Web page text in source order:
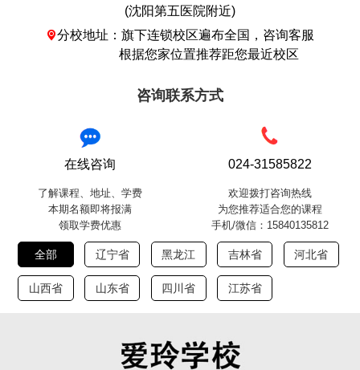
(沈阳第五医院附近)
分校地址：旗下连锁校区遍布全国，咨询客服
根据您家位置推荐距您最近校区
咨询联系方式
在线咨询
了解课程、地址、学费
本期名额即将报满
领取学费优惠
024-31585822
欢迎拨打咨询热线
为您推荐适合您的课程
手机/微信：15840135812
全部 辽宁省 黑龙江 吉林省 河北省
山西省 山东省 四川省 江苏省